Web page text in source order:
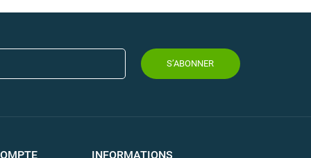
S’ABONNER
INFORMATIONS